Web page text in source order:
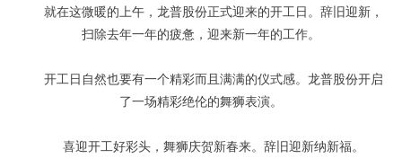
就在这微暖的上午，龙普股份正式迎来的开工日。辞旧迎新，
扫除去年一年的疲惫，迎来新一年的工作。
开工日自然也要有一个精彩而且满满的仪式感。龙普股份开启
了一场精彩绝伦的舞狮表演。
喜迎开工好彩头，舞狮庆贺新春来。辞旧迎新纳新福。